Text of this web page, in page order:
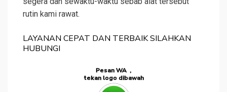
rutin kami rawat.
LAYANAN CEPAT DAN TERBAIK SILAHKAN
HUBUNGI
Pesan WA ,
tekan logo dibawah